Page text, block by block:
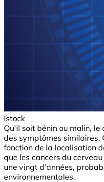
Istock
Qu'il soit bénin ou malin,
des symptômes similaires.
fonction de la localisation
que les cancers du
une vingt d'années,
environnementales.